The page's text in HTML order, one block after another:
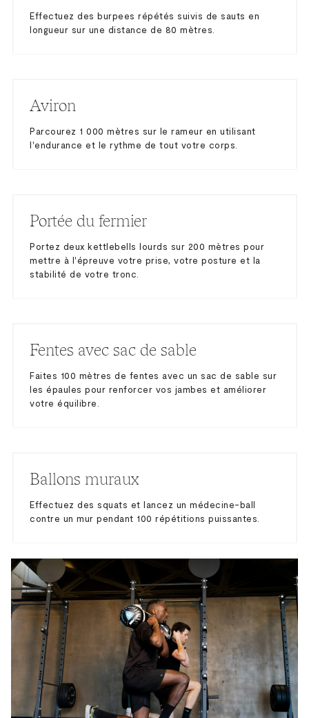
Effectuez des burpees répétés suivis de sauts en
longueur sur une distance de 80 mètres.
Aviron
Parcourez 1 000 mètres sur le rameur en utilisant
l'endurance et le rythme de tout votre corps.
Portée du fermier
Portez deux kettlebells lourds sur 200 mètres pour
mettre à l'épreuve votre prise, votre posture et la
stabilité de votre tronc.
Fentes avec sac de sable
Faites 100 mètres de fentes avec un sac de sable sur
les épaules pour renforcer vos jambes et améliorer
votre équilibre.
Ballons muraux
Effectuez des squats et lancez un médecine-ball
contre un mur pendant 100 répétitions puissantes.